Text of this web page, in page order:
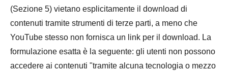
(Sezione 5) vietano esplicitamente il download di
contenuti tramite strumenti di terze parti, a meno che
YouTube stesso non fornisca un link per il download. La
formulazione esatta è la seguente: gli utenti non possono
accedere ai contenuti "tramite alcuna tecnologia o mezzo